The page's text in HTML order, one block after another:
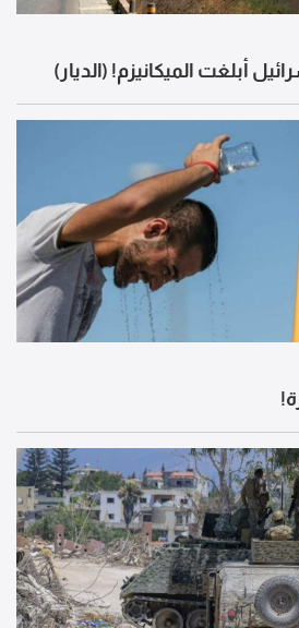
أبلغت الميكانيزم! (الديار)